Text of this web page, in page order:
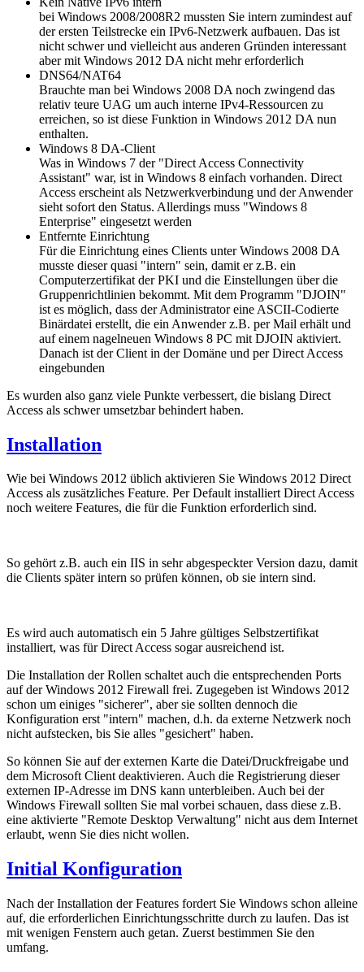
bei Windows 2008/2008R2 mussten Sie intern zumindest auf
der ersten Teilstrecke ein IPv6-Netzwerk aufbauen. Das ist
nicht schwer und vielleicht aus anderen Gründen interessant
aber mit Windows 2012 DA nicht mehr erforderlich
DNS64/NAT64
Brauchte man bei Windows 2008 DA noch zwingend das
relativ teure UAG um auch interne IPv4-Ressourcen zu
erreichen, so ist diese Funktion in Windows 2012 DA nun
enthalten.
Windows 8 DA-Client
Was in Windows 7 der "Direct Access Connectivity
Assistant" war, ist in Windows 8 einfach vorhanden. Direct
Access erscheint als Netzwerkverbindung und der Anwender
sieht sofort den Status. Allerdings muss "Windows 8
Enterprise" eingesetzt werden
Entfernte Einrichtung
Für die Einrichtung eines Clients unter Windows 2008 DA
musste dieser quasi "intern" sein, damit er z.B. ein
Computerzertifikat der PKI und die Einstellungen über die
Gruppenrichtlinien bekommt. Mit dem Programm "DJOIN"
ist es möglich, dass der Administrator eine ASCII-Codierte
Binärdatei erstellt, die ein Anwender z.B. per Mail erhält und
auf einem nagelneuen Windows 8 PC mit DJOIN aktiviert.
Danach ist der Client in der Domäne und per Direct Access
eingebunden
Es wurden also ganz viele Punkte verbessert, die bislang Direct
Access als schwer umsetzbar behindert haben.
Installation
Wie bei Windows 2012 üblich aktivieren Sie Windows 2012 Direct
Access als zusätzliches Feature. Per Default installiert Direct Access
noch weitere Features, die für die Funktion erforderlich sind.
So gehört z.B. auch ein IIS in sehr abgespeckter Version dazu, damit
die Clients später intern so prüfen können, ob sie intern sind.
Es wird auch automatisch ein 5 Jahre gültiges Selbstzertifikat
installiert, was für Direct Access sogar ausreichend ist.
Die Installation der Rollen schaltet auch die entsprechenden Ports
auf der Windows 2012 Firewall frei. Zugegeben ist Windows 2012
schon um einiges "sicherer", aber sie sollten dennoch die
Konfiguration erst "intern" machen, d.h. da externe Netzwerk noch
nicht aufstecken, bis Sie alles "gesichert" haben.
So können Sie auf der externen Karte die Datei/Druckfreigabe und
dem Microsoft Client deaktivieren. Auch die Registrierung dieser
externen IP-Adresse im DNS kann unterbleiben. Auch bei der
Windows Firewall sollten Sie mal vorbei schauen, dass diese z.B.
eine aktivierte "Remote Desktop Verwaltung" nicht aus dem Internet
erlaubt, wenn Sie dies nicht wollen.
Initial Konfiguration
Nach der Installation der Features fordert Sie Windows schon alleine
auf, die erforderlichen Einrichtungsschritte durch zu laufen. Das ist
mit wenigen Fenstern auch getan. Zuerst bestimmen Sie den
umfang.